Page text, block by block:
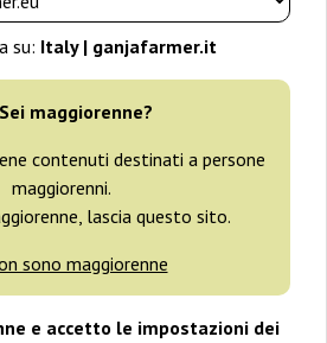
su: Italy | ganjafarmer.it
Sei maggiorenne?
contenuti destinati a persone
maggiorenni.
lascia questo sito.
sono maggiorenne
e accetto le impostazioni dei